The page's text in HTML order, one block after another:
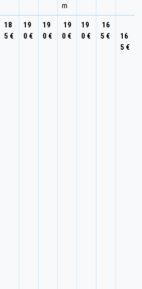
m
18
5 €
19
0 €
19
0 €
19
0 €
19
0 €
16
5 €
16
5 €